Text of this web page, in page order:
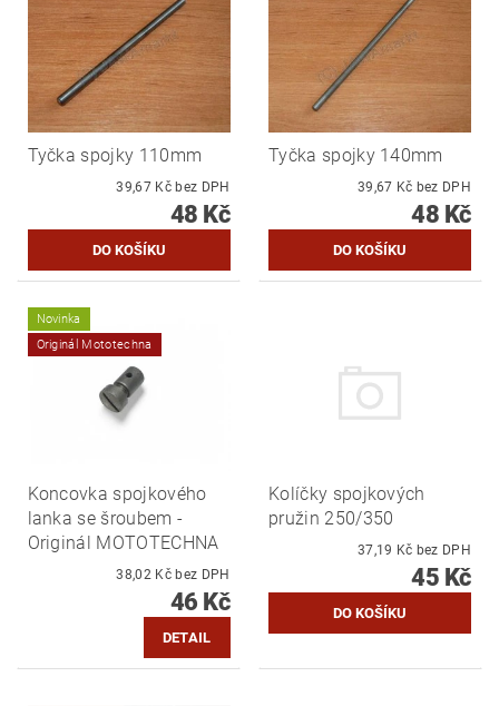
Tyčka spojky 110mm
39,67 Kč bez DPH
48 Kč
Tyčka spojky 140mm
39,67 Kč bez DPH
48 Kč
Novinka
Originál Mototechna
Koncovka spojkového
lanka se šroubem -
Originál MOTOTECHNA
38,02 Kč bez DPH
46 Kč
DETAIL
Kolíčky spojkových
pružin 250/350
37,19 Kč bez DPH
45 Kč